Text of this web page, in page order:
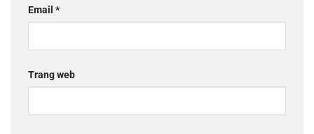
Email *
Trang web